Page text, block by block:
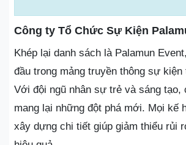
Công ty Tổ Chức Sự Kiện
Khép lại danh sách là Palamun
đầu trong mảng truyền thông sự
Với đội ngũ nhân sự trẻ và sáng tạo,
mang lại những đột phá mới. Mọi kế
xây dựng chi tiết giúp giảm thiểu rủi